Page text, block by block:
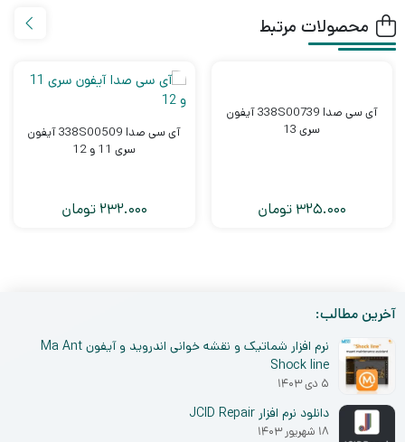
محصولات مرتبط
آی سی صدا 338S00739 آیفون
سری 13
325.000 تومان
آی سی صدا 338S00509 آیفون
سری 11 و 12
232.000 تومان
آخرین مطالب:
نرم افزار شماتیک و نقشه خوانی اندروید و آیفون Ma Ant
Shock line
۵ دی ۱۴۰۳
دانلود نرم افزار JCID Repair
۱۸ شهریور ۱۴۰۳